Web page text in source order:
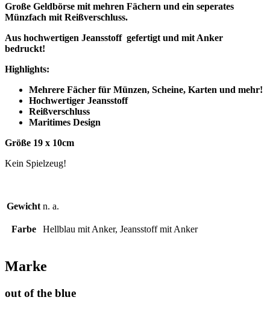
Große Geldbörse mit mehren Fächern und ein seperates
Münzfach mit Reißverschluss.
Aus hochwertigen Jeansstoff gefertigt und mit Anker
bedruckt!
Highlights:
Mehrere Fächer für Münzen, Scheine, Karten und mehr!
Hochwertiger Jeansstoff
Reißverschluss
Maritimes Design
Größe 19 x 10cm
Kein Spielzeug!
Gewicht n. a.
Farbe Hellblau mit Anker, Jeansstoff mit Anker
Marke
out of the blue